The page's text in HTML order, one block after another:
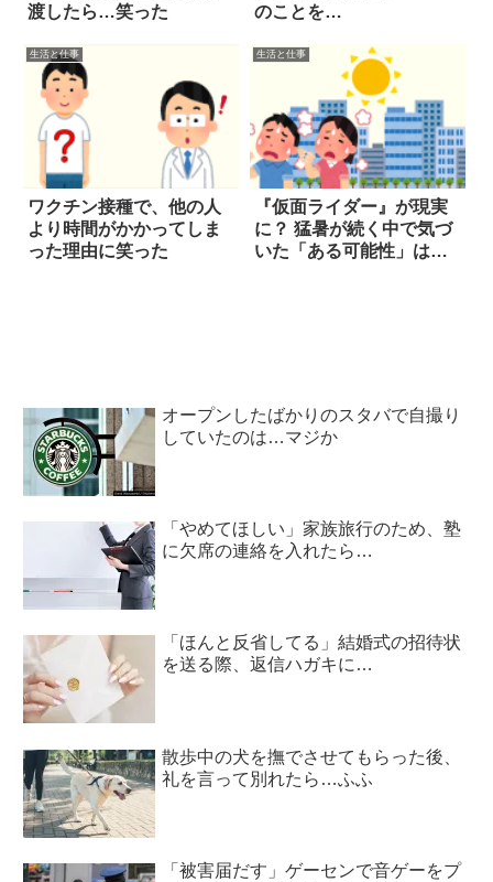
渡したら…笑った
のことを…
生活と仕事
ワクチン接種で、他の人
より時間がかかってしま
った理由に笑った
生活と仕事
『仮面ライダー』が現実
に？ 猛暑が続く中で気づ
いた「ある可能性」は…
オープンしたばかりのスタバで自撮り
していたのは…マジか
「やめてほしい」家族旅行のため、塾
に欠席の連絡を入れたら…
「ほんと反省してる」結婚式の招待状
を送る際、返信ハガキに…
散歩中の犬を撫でさせてもらった後、
礼を言って別れたら…ふふ
「被害届だす」ゲーセンで音ゲーをプ